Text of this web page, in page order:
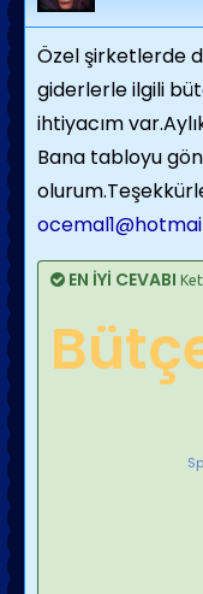
Özel şirketlerde
giderlerle ilgili
ihtiyacım
Bana tabloyu
EN İYİ CEVABI